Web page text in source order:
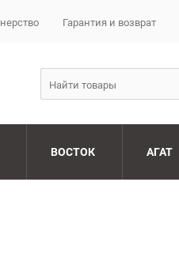
Гарантия и возврат
ВОСТОК АГАТ